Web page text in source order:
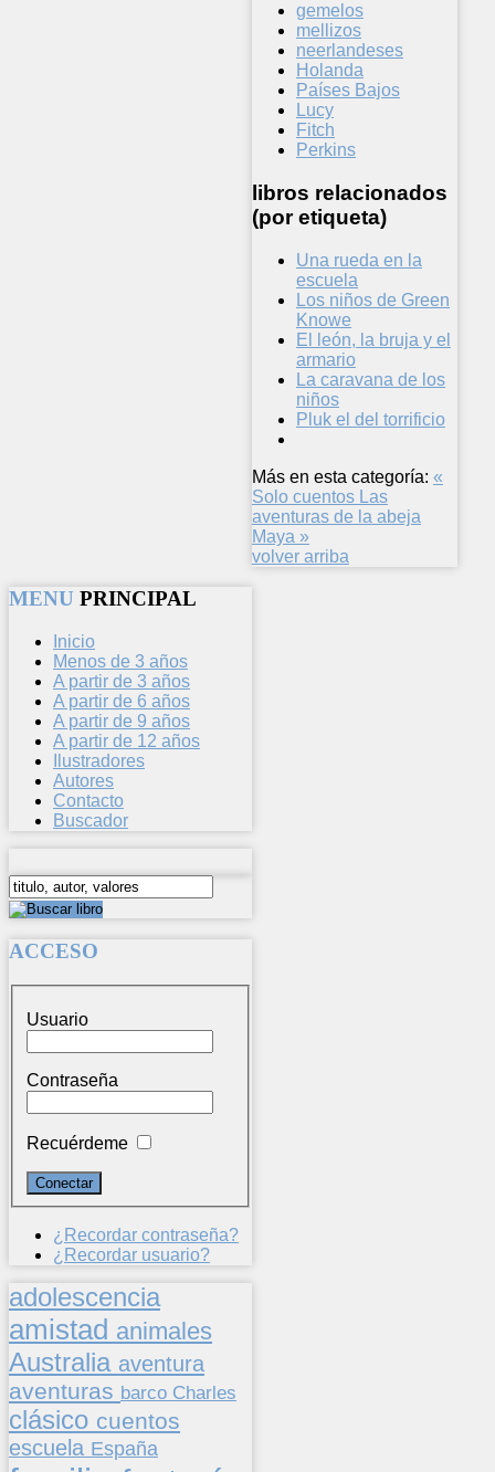
gemelos
mellizos
neerlandeses
Holanda
Países Bajos
Lucy
Fitch
Perkins
libros relacionados
(por etiqueta)
Una rueda en la
escuela
Los niños de Green
Knowe
El león, la bruja y el
armario
La caravana de los
niños
Pluk el del torrificio
Más en esta categoría: «
Solo cuentos Las
aventuras de la abeja
Maya »
volver arriba
MENU PRINCIPAL
Inicio
Menos de 3 años
A partir de 3 años
A partir de 6 años
A partir de 9 años
A partir de 12 años
Ilustradores
Autores
Contacto
Buscador
ACCESO
Usuario
Contraseña
Recuérdeme
¿Recordar contraseña?
¿Recordar usuario?
adolescencia
amistad animales
Australia aventura
aventuras barco Charles
clásico cuentos
escuela España